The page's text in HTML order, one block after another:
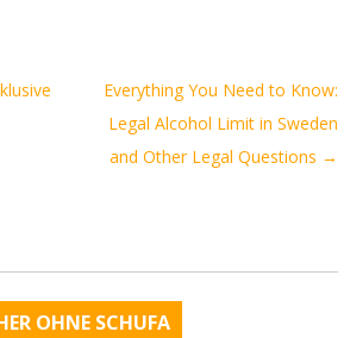
Everything You Need to Know:
Legal Alcohol Limit in Sweden
and Other Legal Questions →
OHNE SCHUFA